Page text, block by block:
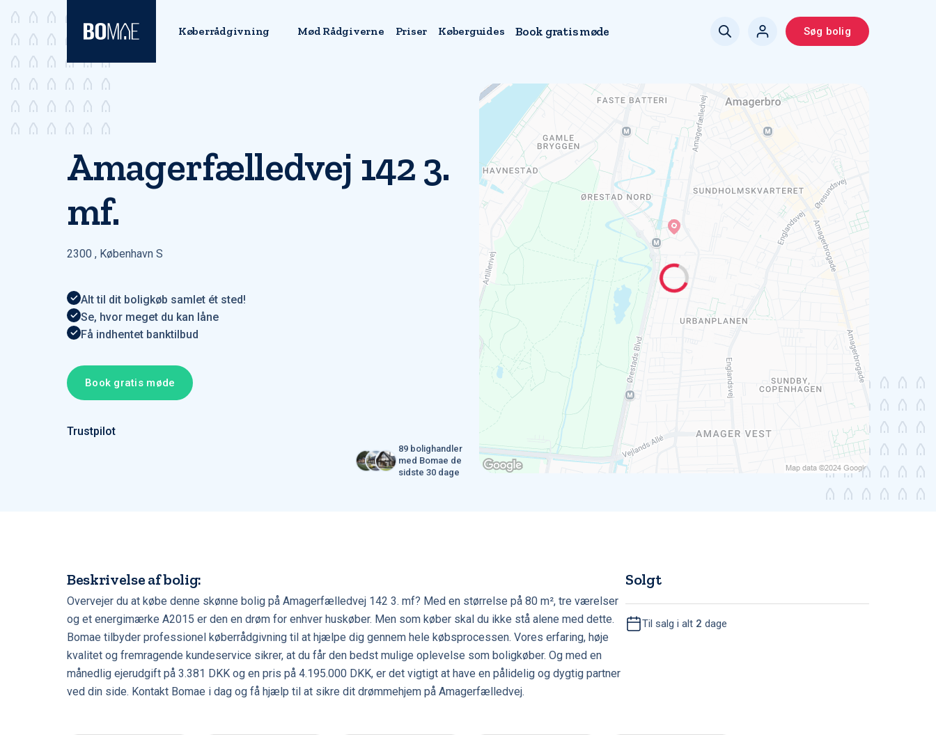
Køberrådgivning Mød Rådgiverne Priser Køberguides Book gratis møde Søg bolig
Amagerfælledvej 142 3.
mf.
2300 , København S
Alt til dit boligkøb samlet ét sted!
Se, hvor meget du kan låne
Få indhentet banktilbud
Book gratis møde
Trustpilot
89 bolighandler
med Bomae de
sidste 30 dage
Beskrivelse af bolig:
Overvejer du at købe denne skønne bolig på Amagerfælledvej 142 3. mf? Med en størrelse på 80 m², tre værelser
og et energimærke A2015 er den en drøm for enhver huskøber. Men som køber skal du ikke stå alene med dette.
Bomae tilbyder professionel køberrådgivning til at hjælpe dig gennem hele købsprocessen. Vores erfaring, høje
kvalitet og fremragende kundeservice sikrer, at du får den bedst mulige oplevelse som boligkøber. Og med en
månedlig ejerudgift på 3.381 DKK og en pris på 4.195.000 DKK, er det vigtigt at have en pålidelig og dygtig partner
ved din side. Kontakt Bomae i dag og få hjælp til at sikre dit drømmehjem på Amagerfælledvej.
Solgt
Til salg i alt 2 dage